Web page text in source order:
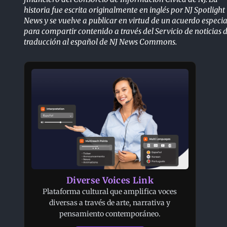
historia fue escrita originalmente en inglés por NJ Spotlight
News y se vuelve a publicar en virtud de un acuerdo
para compartir contenido a través del Servicio de noticias
traducción al español de NJ News Commons.
Diverse Voices Link
Plataforma cultural que amplifica voces
diversas a través de arte, narrativa y
pensamiento contemporáneo.